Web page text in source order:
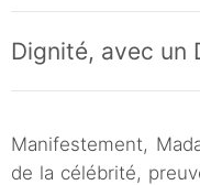
Dignité, avec un
Manifestement,
de la célébrité,